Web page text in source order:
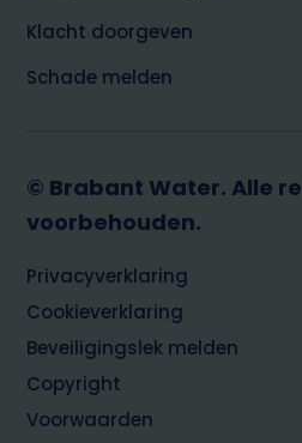
Klacht doorgeven
Schade melden
© Brabant Water. Alle
voorbehouden.
Footer
Privacyverklaring
Cookieverklaring
Beveiligingslek melden
Copyright
Voorwaarden